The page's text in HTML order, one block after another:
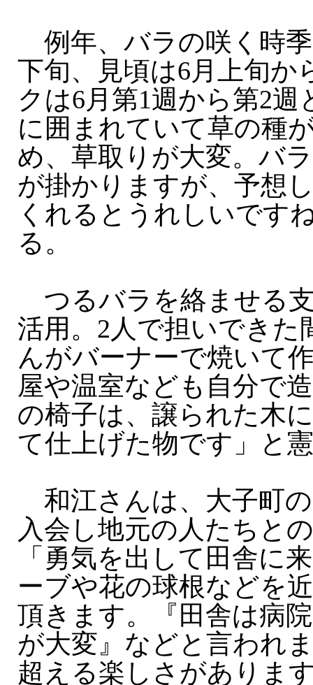
例年、バラの咲く時
下旬、見頃は6月上旬か
クは6月第1週から第2週
に囲まれていて草の種
め、草取りが大変。バ
が掛かりますが、予想
くれるとうれしいです
る。
つるバラを絡ませる
活用。2人で担いできた
んがバーナーで焼いて
屋や温室なども自分で
の椅子は、譲られた木
て仕上げた物です」と
和江さんは、大子町
入会し地元の人たちと
「勇気を出して田舎に
ーブや花の球根などを
頂きます。『田舎は病
が大変』などと言われ
超える楽しさがありま